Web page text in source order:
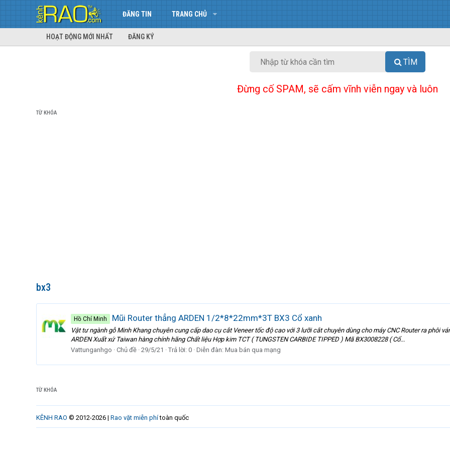
ĐĂNG TIN TRANG CHỦ
HOẠT ĐỘNG MỚI NHẤT ĐĂNG KÝ
TÌM
Đừng cố SPAM, sẽ cấm vĩnh viễn ngay và luôn
TỪ KHÓA
bx3
Hồ Chí Minh Mũi Router thẳng ARDEN 1/2*8*22mm*3T BX3 Cổ xanh
Vật tư ngành gỗ Minh Khang chuyên cung cấp dao cụ cắt Veneer tốc độ cao với 3 lưỡi cắt chuyên dùng cho máy CNC Router ra phôi
ARDEN Xuất xứ Taiwan hàng chính hãng Chất liệu Hợp kim TCT ( TUNGSTEN CARBIDE TIPPED ) Mã BX3008228 ( Cổ...
Vattunganhgo
Chủ đề 29/5/21 Trả lời: 0 Diễn đàn: Mua bán qua mạng
TỪ KHÓA
KÊNH RAO © 2012-2026 | Rao vặt miễn phítoàn quốc